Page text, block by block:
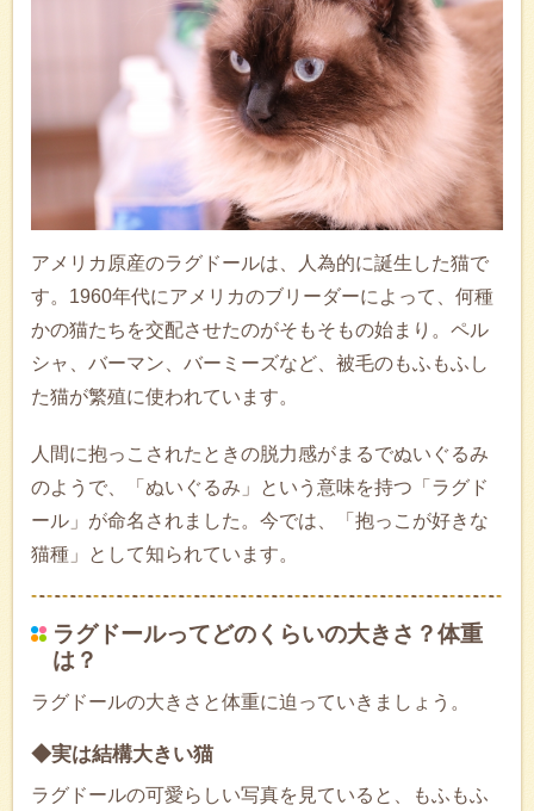
アメリカ原産のラグドールは、人為的に誕生した猫で
す。1960年代にアメリカのブリーダーによって、何種
かの猫たちを交配させたのがそもそもの始まり。ペル
シャ、バーマン、バーミーズなど、被毛のもふもふし
た猫が繁殖に使われています。
人間に抱っこされたときの脱力感がまるでぬいぐるみ
のようで、「ぬいぐるみ」という意味を持つ「ラグド
ール」が命名されました。今では、「抱っこが好きな
猫種」として知られています。
ラグドールってどのくらいの大きさ？体重
は？
ラグドールの大きさと体重に迫っていきましょう。
◆実は結構大きい猫
ラグドールの可愛らしい写真を見ていると、もふもふ